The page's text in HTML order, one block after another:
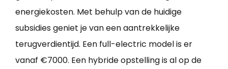
energiekosten. Met behulp van de huidige
subsidies geniet je van een aantrekkelijke
terugverdientijd. Een full-electric model is er
vanaf €7000. Een hybride opstelling is al op de